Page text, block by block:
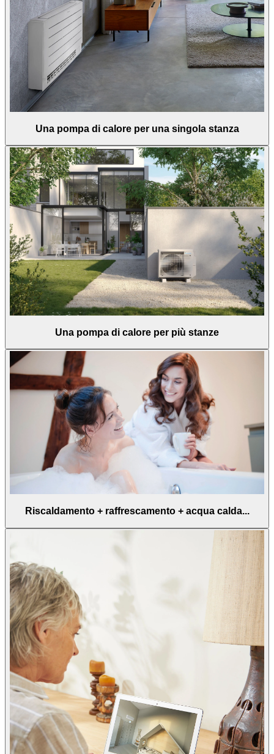
Una pompa di calore per una singola stanza
Una pompa di calore per più stanze
Riscaldamento + raffrescamento + acqua calda...